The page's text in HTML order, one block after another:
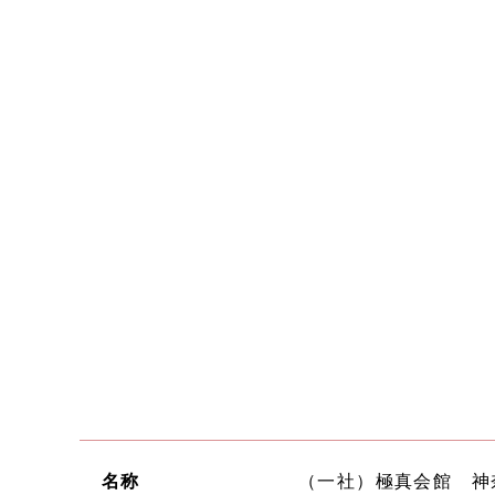
名称 （一社）極真会館 神